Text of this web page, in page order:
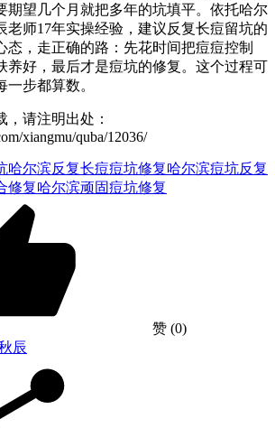
期望几个月就把多年的坑填平。依托哈尔
老师17年实操经验，建议反复长痘留坑的
态，走正确的路：先花时间把痘痘控制
养好，最后才是痘坑的修复。这个过程可
步都算数。
，请注明出处：
xiangmu/quba/12036/
哈尔滨反复长痘痘坑修复哈尔滨痘坑反复
修复哈尔滨顽固痘坑修复
赞 (0)
辰